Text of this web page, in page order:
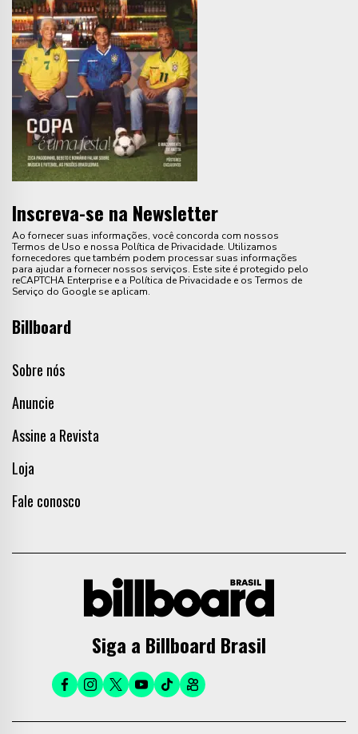
Inscreva-se na Newsletter
Ao fornecer suas informações, você concorda com nossos
Termos de Uso e nossa Política de Privacidade. Utilizamos
fornecedores que também podem processar suas informações
para ajudar a fornecer nossos serviços. Este site é protegido pelo
reCAPTCHA Enterprise e a Política de Privacidade e os Termos de
Serviço do Google se aplicam.
Billboard
Sobre nós
Anuncie
Assine a Revista
Loja
Fale conosco
Siga a Billboard Brasil